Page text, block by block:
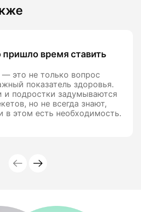
пришло время ставить
— это не только вопрос
показатель здоровья.
и подростки задумываются
но не всегда знают,
в этом есть необходимость.